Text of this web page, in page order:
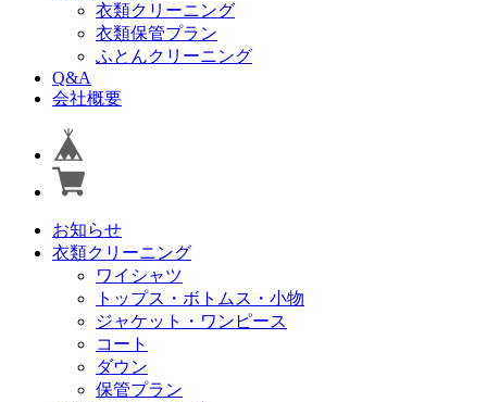
衣類クリーニング
衣類保管プラン
ふとんクリーニング
Q&A
会社概要
お知らせ
衣類クリーニング
ワイシャツ
トップス・ボトムス・小物
ジャケット・ワンピース
コート
ダウン
保管プラン